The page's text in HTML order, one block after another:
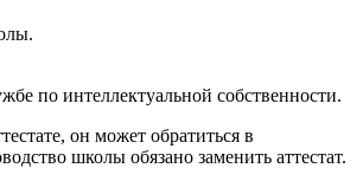
по интеллектуальной собственности.
он может обратиться в
школы обязано заменить аттестат.